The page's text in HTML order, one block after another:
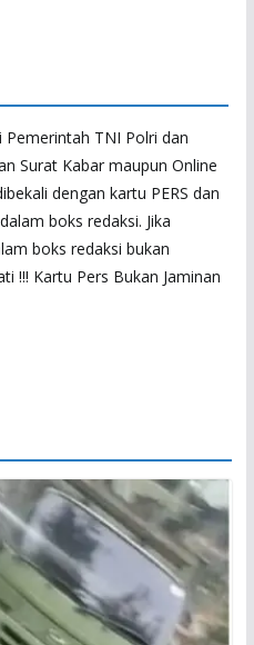
TNI Polri dan
Surat Kabar maupun Online
dengan kartu PERS dan
boks redaksi. Jika
boks redaksi bukan
!!! Kartu Pers Bukan Jaminan